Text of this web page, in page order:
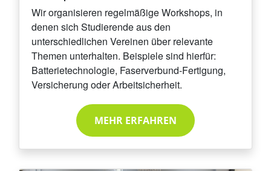
Wir organisieren regelmäßige Workshops, in
denen sich Studierende aus den
unterschiedlichen Vereinen über relevante
Themen unterhalten. Beispiele sind hierfür:
Batterietechnologie, Faserverbund-Fertigung,
Versicherung oder Arbeitsicherheit.
MEHR ERFAHREN